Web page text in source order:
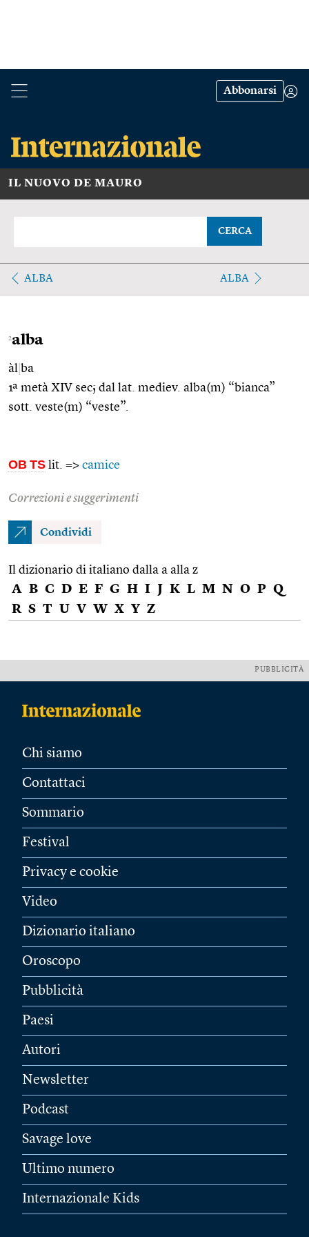
Abbonarsi
IL NUOVO DE MAURO
CERCA
ALBA ALBA
2alba
àl ba
1ª metà XIV sec; dal lat. mediev. alba(m) “bianca”
sott. veste(m) “veste”.
OB TS lit. => camice
Correzioni e suggerimenti
Condividi
Il dizionario di italiano dalla a alla z
A B C D E F G H I J K L M N O P Q
R S T U V W X Y Z
PUBBLICITÀ
Chi siamo
Contattaci
Sommario
Festival
Privacy e cookie
Video
Dizionario italiano
Oroscopo
Pubblicità
Paesi
Autori
Newsletter
Podcast
Savage love
Ultimo numero
Internazionale Kids